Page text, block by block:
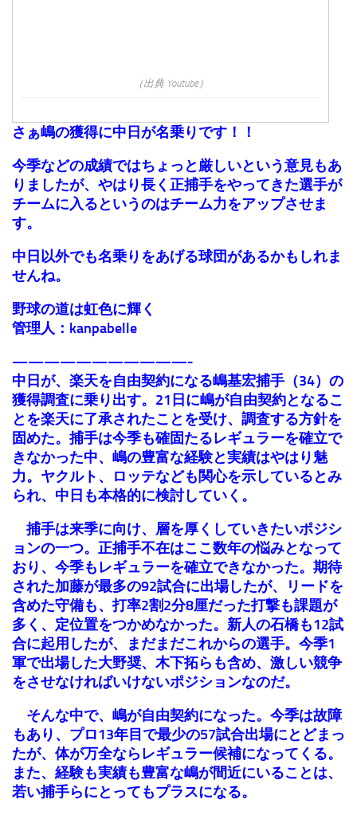
（出典 Youtube）
さぁ嶋の獲得に中日が名乗りです！！
今季などの成績ではちょっと厳しいという意見もあ
りましたが、やはり長く正捕手をやってきた選手が
チームに入るというのはチーム力をアップさせま
す。
中日以外でも名乗りをあげる球団があるかもしれま
せんね。
野球の道は虹色に輝く
管理人：kanpabelle
———————————-
中日が、楽天を自由契約になる嶋基宏捕手（34）の
獲得調査に乗り出す。21日に嶋が自由契約となるこ
とを楽天に了承されたことを受け、調査する方針を
固めた。捕手は今季も確固たるレギュラーを確立で
きなかった中、嶋の豊富な経験と実績はやはり魅
力。ヤクルト、ロッテなども関心を示しているとみ
られ、中日も本格的に検討していく。
捕手は来季に向け、層を厚くしていきたいポジシ
ョンの一つ。正捕手不在はここ数年の悩みとなって
おり、今季もレギュラーを確立できなかった。期待
された加藤が最多の92試合に出場したが、リードを
含めた守備も、打率2割2分8厘だった打撃も課題が
多く、定位置をつかめなかった。新人の石橋も12試
合に起用したが、まだまだこれからの選手。今季1
軍で出場した大野奨、木下拓らも含め、激しい競争
をさせなければいけないポジションなのだ。
そんな中で、嶋が自由契約になった。今季は故障
もあり、プロ13年目で最少の57試合出場にとどまっ
たが、体が万全ならレギュラー候補になってくる。
また、経験も実績も豊富な嶋が間近にいることは、
若い捕手らにとってもプラスになる。